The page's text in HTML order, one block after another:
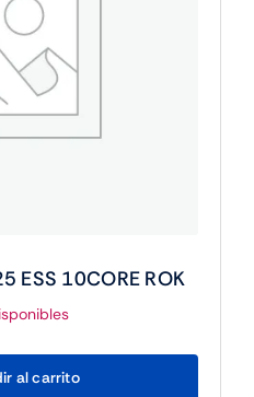
ESS 10CORE ROK
Fujitsu
WINSVR
al carrito